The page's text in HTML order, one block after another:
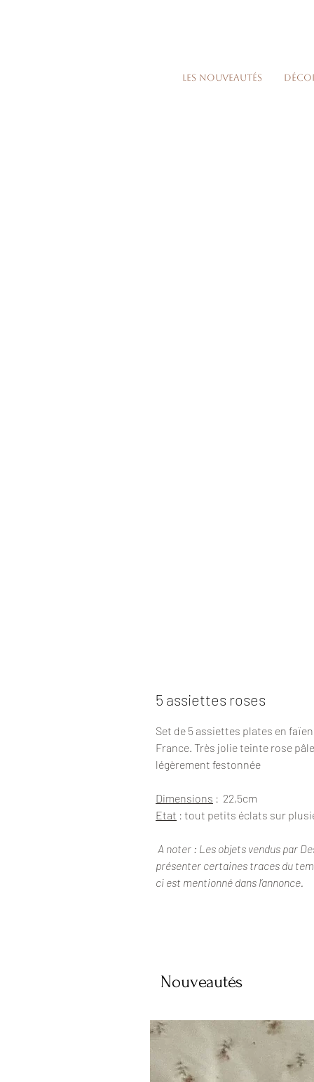
Les nouveautés
5 assiettes roses
Set de 5 assiettes plates en
France. Très jolie teinte rose
légèrement festonnée
Dimensions : 22,5cm
Etat : tout petits éclats sur
A noter : Les objets vendus par
présenter certaines traces du
ci est mentionné dans l’annonce.
Nouveautés